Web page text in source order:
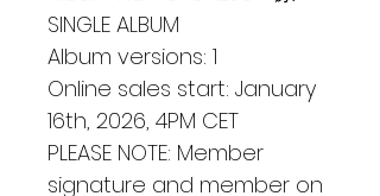
SINGLE ALBUM
Album versions: 1
Online sales start: January
16th, 2026, 4PM CET
PLEASE NOTE: Member
signature and member on